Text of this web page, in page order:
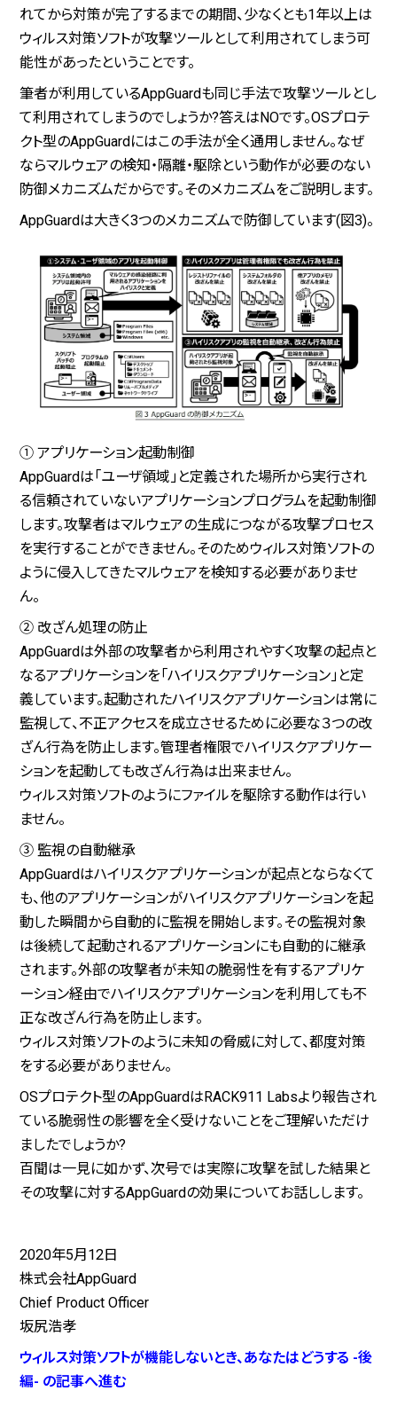
れてから対策が完了するまでの期間、少なくとも1年以上は
ウィルス対策ソフトが攻撃ツールとして利用されてしまう可
能性があったということです。
筆者が利用しているAppGuardも同じ手法で攻撃ツールとし
て利用されてしまうのでしょうか?答えはNOです。OSプロテ
クト型のAppGuardにはこの手法が全く通用しません。なぜ
ならマルウェアの検知・隔離・駆除という動作が必要のない
防御メカニズムだからです。そのメカニズムをご説明します。
AppGuardは大きく3つのメカニズムで防御しています(図3)。
① アプリケーション起動制御
AppGuardは「ユーザ領域」と定義された場所から実行され
る信頼されていないアプリケーションプログラムを起動制御
します。攻撃者はマルウェアの生成につながる攻撃プロセス
を実行することができません。そのためウィルス対策ソフトの
ように侵入してきたマルウェアを検知する必要がありませ
ん。
② 改ざん処理の防止
AppGuardは外部の攻撃者から利用されやすく攻撃の起点と
なるアプリケーションを「ハイリスクアプリケーション」と定
義しています。起動されたハイリスクアプリケーションは常に
監視して、不正アクセスを成立させるために必要な３つの改
ざん行為を防止します。管理者権限でハイリスクアプリケー
ションを起動しても改ざん行為は出来ません。
ウィルス対策ソフトのようにファイルを駆除する動作は行い
ません。
③ 監視の自動継承
AppGuardはハイリスクアプリケーションが起点とならなくて
も、他のアプリケーションがハイリスクアプリケーションを起
動した瞬間から自動的に監視を開始します。その監視対象
は後続して起動されるアプリケーションにも自動的に継承
されます。外部の攻撃者が未知の脆弱性を有するアプリケ
ーション経由でハイリスクアプリケーションを利用しても不
正な改ざん行為を防止します。
ウィルス対策ソフトのように未知の脅威に対して、都度対策
をする必要がありません。
OSプロテクト型のAppGuardはRACK911 Labsより報告され
ている脆弱性の影響を全く受けないことをご理解いただけ
ましたでしょうか?
百聞は一見に如かず、次号では実際に攻撃を試した結果と
その攻撃に対するAppGuardの効果についてお話しします。
2020年5月12日
株式会社AppGuard
Chief Product Officer
坂尻浩孝
ウィルス対策ソフトが機能しないとき、あなたはどうする -後
編- の記事へ進む